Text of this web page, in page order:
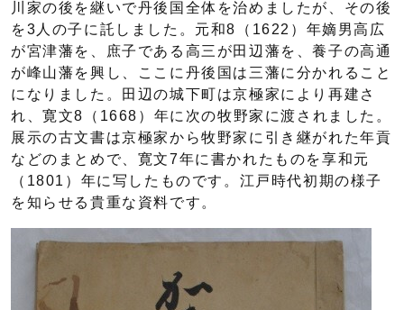
川家の後を継いで丹後国全体を治めましたが、その後
を3人の子に託しました。元和8（1622）年嫡男高広
が宮津藩を、庶子である高三が田辺藩を、養子の高通
が峰山藩を興し、ここに丹後国は三藩に分かれること
になりました。田辺の城下町は京極家により再建さ
れ、寛文8（1668）年に次の牧野家に渡されました。
展示の古文書は京極家から牧野家に引き継がれた年貢
などのまとめで、寛文7年に書かれたものを享和元
（1801）年に写したものです。江戸時代初期の様子
を知らせる貴重な資料です。